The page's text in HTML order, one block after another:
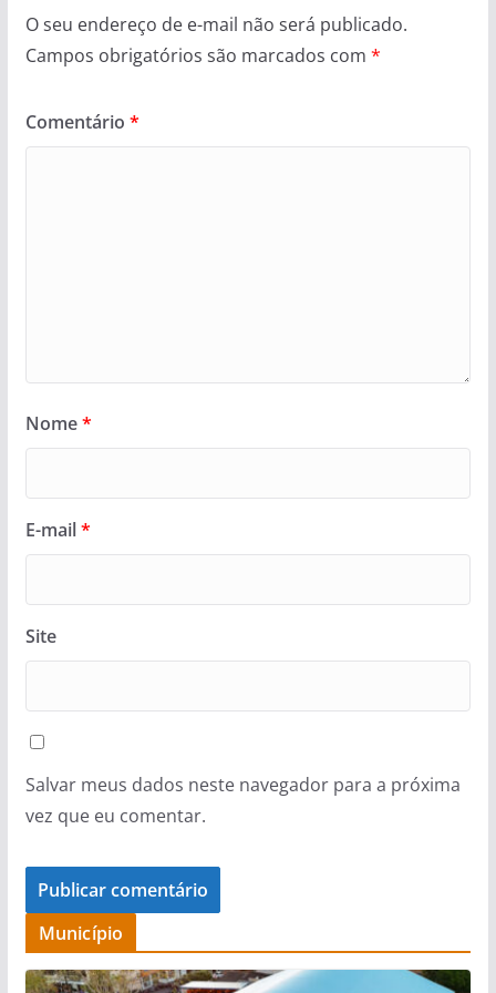
O seu endereço de e-mail não será publicado.
Campos obrigatórios são marcados com *
Comentário *
Nome*
E-mail*
Site
Salvar meus dados neste navegador para a próxima
vez que eu comentar.
Município